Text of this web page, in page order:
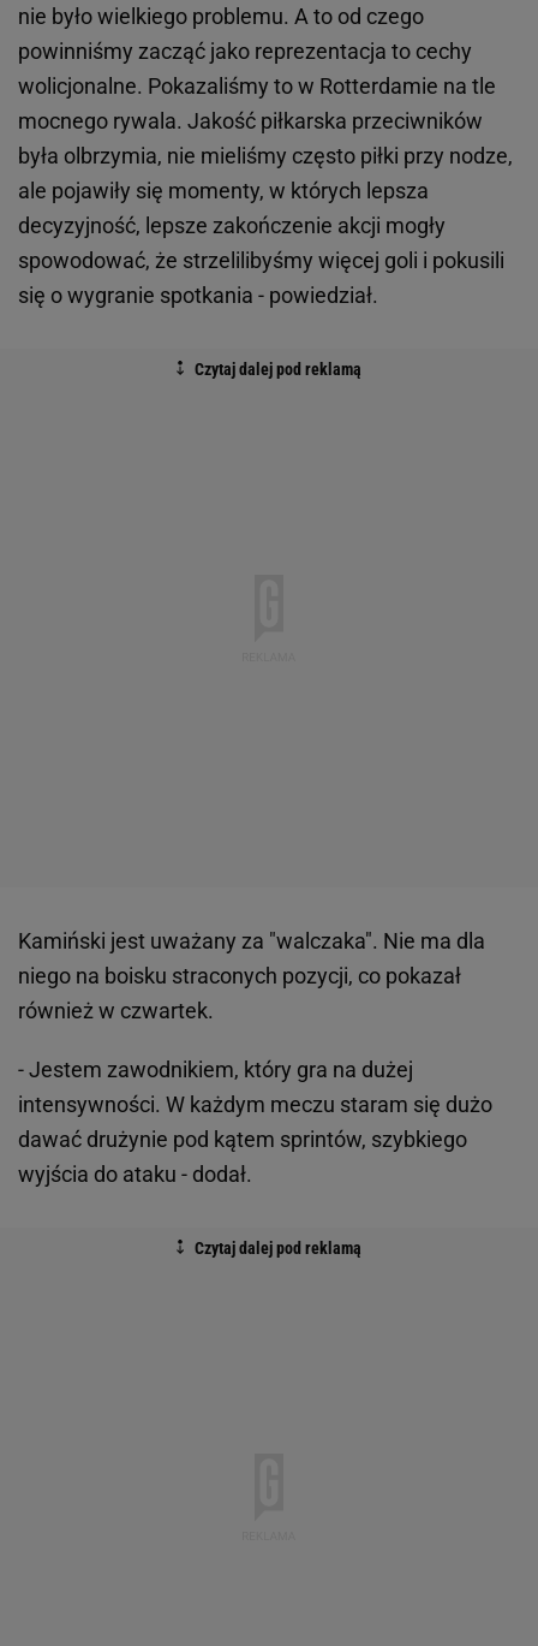
nie było wielkiego problemu. A to od czego
powinniśmy zacząć jako reprezentacja to cechy
wolicjonalne. Pokazaliśmy to w Rotterdamie na tle
mocnego rywala. Jakość piłkarska przeciwników
była olbrzymia, nie mieliśmy często piłki przy nodze,
ale pojawiły się momenty, w których lepsza
decyzyjność, lepsze zakończenie akcji mogły
spowodować, że strzelilibyśmy więcej goli i pokusili
się o wygranie spotkania - powiedział.
Kamiński jest uważany za "walczaka". Nie ma dla
niego na boisku straconych pozycji, co pokazał
również w czwartek.
- Jestem zawodnikiem, który gra na dużej
intensywności. W każdym meczu staram się dużo
dawać drużynie pod kątem sprintów, szybkiego
wyjścia do ataku - dodał.